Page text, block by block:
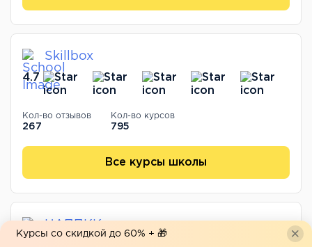
Skillbox
4.7
Кол-во отзывов
267
Кол-во курсов
795
Все курсы школы
Курсы со скидкой до 60% + 🎁